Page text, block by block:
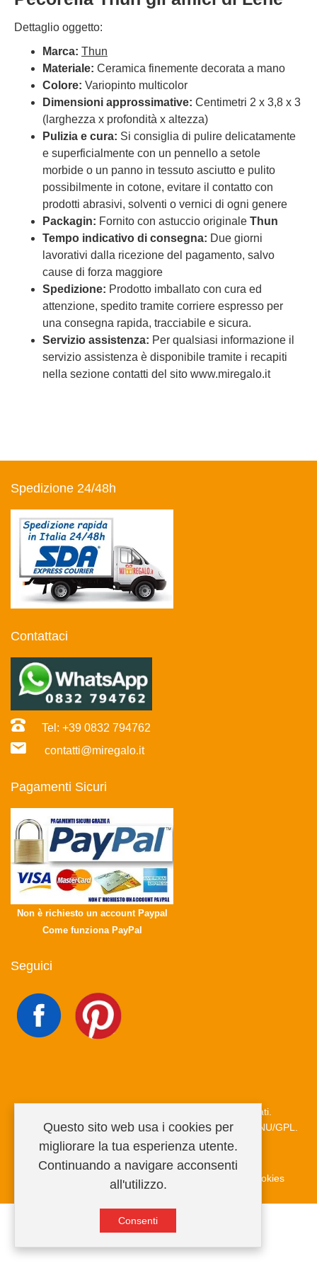
Dettaglio oggetto:
Marca: Thun
Materiale: Ceramica finemente decorata a mano
Colore: Variopinto multicolor
Dimensioni approssimative: Centimetri 2 x 3,8 x 3
(larghezza x profondità x altezza)
Pulizia e cura: Si consiglia di pulire delicatamente
e superficialmente con un pennello a setole
morbide o un panno in tessuto asciutto e pulito
possibilmente in cotone, evitare il contatto con
prodotti abrasivi, solventi o vernici di ogni genere
Packagin: Fornito con astuccio originale Thun
Tempo indicativo di consegna: Due giorni
lavorativi dalla ricezione del pagamento, salvo
cause di forza maggiore
Spedizione: Prodotto imballato con cura ed
attenzione, spedito tramite corriere espresso per
una consegna rapida, tracciabile e sicura.
Servizio assistenza: Per qualsiasi informazione il
servizio assistenza è disponibile tramite i recapiti
nella sezione contatti del sito www.miregalo.it
Spedizione 24/48h
Contattaci
Tel: +39 0832 794762
contatti@miregalo.it
Pagamenti Sicuri
Non è richiesto un account Paypal
Come funziona PayPal
Seguici
Copyright © 2026 MiRegalo.it. Tutti i diritti riservati.
Joomla!è un software libero rilasciato sottolicenza GNU/GPL.
Condizioni di vendita Privacy Policy Informativa cookies
Questo sito web usa i cookies per
migliorare la tua esperienza utente.
Continuando a navigare acconsenti
all'utilizzo.
Consenti